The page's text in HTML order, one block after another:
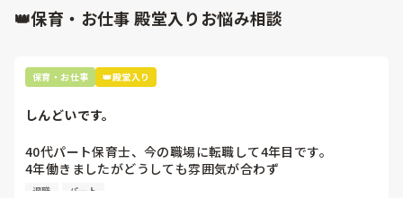
👑保育・お仕事 殿堂入りお悩み相談
保育・お仕事 👑殿堂入り
しんどいです。
40代パート保育士、今の職場に転職して4年目です。
4年働きましたがどうしても雰囲気が合わず
退職しようと思っています。
退職 パート